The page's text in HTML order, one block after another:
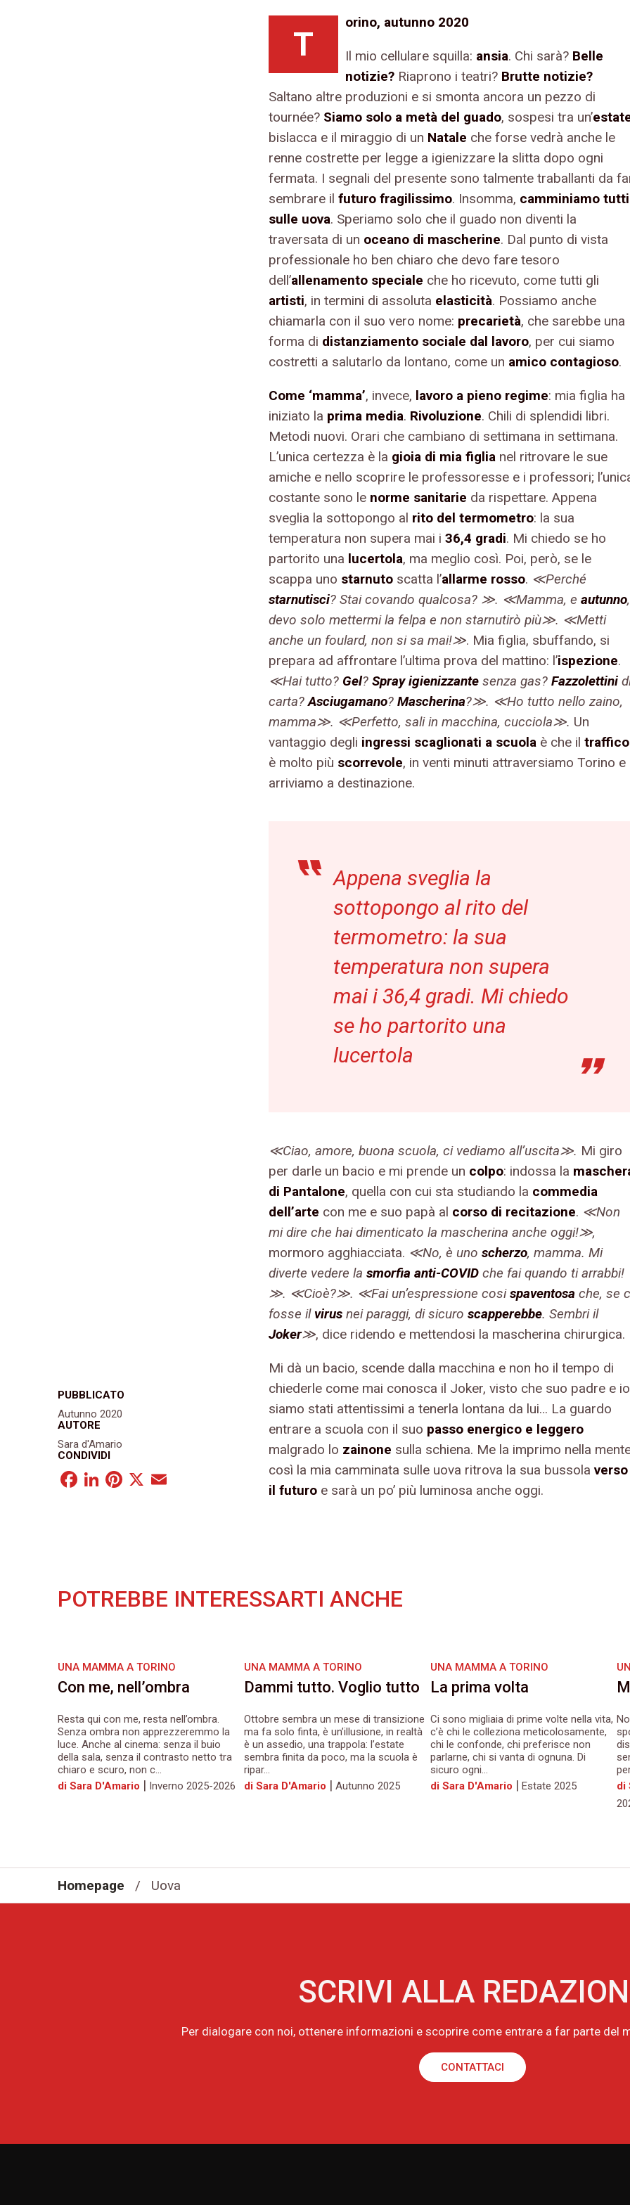
PUBBLICATO
Autunno 2020
AUTORE
Sara d'Amario
CONDIVIDI
Facebook
LinkedIn
Pinterest
X
T
orino, autunno 2020
Il mio cellulare squilla: ansia. Chi sarà? Belle
notizie? Riaprono i teatri? Brutte notizie?
Saltano altre produzioni e si smonta ancora un pezzo di
tournée? Siamo solo a metà del guado, sospesi tra un’
bislacca e il miraggio di un Natale che forse vedrà anche le
renne costrette per legge a igienizzare la slitta dopo ogni
fermata. I segnali del presente sono talmente traballanti da
sembrare il futuro fragilissimo. Insomma, camminiamo tutti
sulle uova. Speriamo solo che il guado non diventi la
traversata di un oceano di mascherine. Dal punto di vista
professionale ho ben chiaro che devo fare tesoro
dell’allenamento speciale che ho ricevuto, come tutti gli
artisti, in termini di assoluta elasticità. Possiamo anche
chiamarla con il suo vero nome: precarietà, che sarebbe una
forma di distanziamento sociale dal lavoro, per cui siamo
costretti a salutarlo da lontano, come un amico contagioso.
Come ‘mamma’, invece, lavoro a pieno regime: mia figlia ha
iniziato la prima media. Rivoluzione. Chili di splendidi libri.
Metodi nuovi. Orari che cambiano di settimana in settimana.
L’unica certezza è la gioia di mia figlia nel ritrovare le sue
amiche e nello scoprire le professoresse e i professori;
costante sono le norme sanitarie da rispettare. Appena
sveglia la sottopongo al rito del termometro: la sua
temperatura non supera mai i 36,4 gradi. Mi chiedo se ho
partorito una lucertola, ma meglio così. Poi, però, se le
scappa uno starnuto scatta l’allarme rosso. ≪Perché
starnutisci? Stai covando qualcosa? ≫. ≪Mamma, e autunno,
devo solo mettermi la felpa e non starnutirò più≫. ≪Metti
anche un foulard, non si sa mai!≫. Mia figlia, sbuffando, si
prepara ad affrontare l’ultima prova del mattino: l’ispezione.
≪Hai tutto? Gel? Spray igienizzante senza gas? Fazzolettini
carta?Asciugamano? Mascherina?≫. ≪Ho tutto nello zaino,
mamma≫. ≪Perfetto, sali in macchina, cucciola≫. Un
vantaggio degli ingressi scaglionati a scuola è che il traffico
è molto più scorrevole, in venti minuti attraversiamo Torino e
arriviamo a destinazione.
Appena sveglia la
sottopongo al rito del
termometro: la sua
temperatura non supera
mai i 36,4 gradi. Mi chiedo
se ho partorito una
lucertola
≪Ciao, amore, buona scuola, ci vediamo all’uscita≫. Mi giro
per darle un bacio e mi prende un colpo: indossa la
di Pantalone, quella con cui sta studiando la commedia
dell’arte con me e suo papà al corso di recitazione. ≪Non
mi dire che hai dimenticato la mascherina anche oggi!≫,
mormoro agghiacciata. ≪No, è uno scherzo, mamma. Mi
diverte vedere la smorfia anti-COVID che fai quando ti arrabbi!
≫. ≪Cioè?≫. ≪Fai un’espressione cosispaventosa che, se
fosse il virus nei paraggi, di sicuro scapperebbe. Sembri il
Joker≫, dice ridendo e mettendosi la mascherina chirurgica.
Mi dà un bacio, scende dalla macchina e non ho il tempo di
chiederle come mai conosca il Joker, visto che suo padre e io
siamo stati attentissimi a tenerla lontana da lui… La guardo
entrare a scuola con il suo passo energico e leggero
malgrado lo zainone sulla schiena. Me la imprimo nella
così la mia camminata sulle uova ritrova la sua bussola verso
il futuro e sarà un po’ più luminosa anche oggi.
POTREBBE INTERESSARTI ANCHE
UNA MAMMA A TORINO
Con me, nell’ombra
Resta qui con me, resta nell’ombra.
Senza ombra non apprezzeremmo la
luce. Anche al cinema: senza il buio
della sala, senza il contrasto netto tra
chiaro e scuro, non c...
di Sara D'Amario | Inverno 2025-2026
UNA MAMMA A TORINO
Dammi tutto. Voglio tutto
Ottobre sembra un mese di transizione
ma fa solo finta, è un’illusione, in realtà
è un assedio, una trappola: l’estate
sembra finita da poco, ma la scuola è
ripar...
di Sara D'Amario | Autunno 2025
UNA MAMMA A TORINO
La prima volta
Ci sono migliaia di prime volte nella vita,
c’è chi le colleziona meticolosamente,
chi le confonde, chi preferisce non
parlarne, chi si vanta di ognuna. Di
sicuro ogni...
di Sara D'Amario | Estate 2025
di
Homepage / Uova
SCRIVI ALLA
Per dialogare con noi, ottenere informazioni e scoprire come entrare a far parte del
CONTATTACI